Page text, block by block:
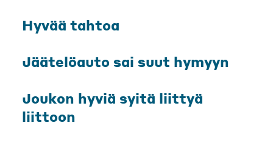
Hyvää tahtoa
Jäätelöauto sai suut hymyyn
Joukon hyviä syitä liittyä
liittoon